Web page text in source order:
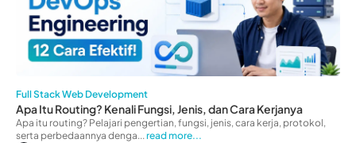
Full Stack Web Development
Apa Itu Routing? Kenali Fungsi, Jenis, dan Cara Kerjanya
Apa itu routing? Pelajari pengertian, fungsi, jenis, cara kerja, protokol,
serta perbedaannya denga...read more...